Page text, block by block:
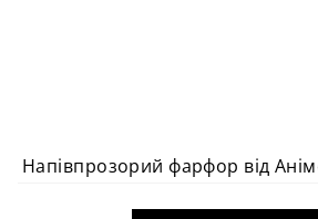
Напівпрозорий фарфор від